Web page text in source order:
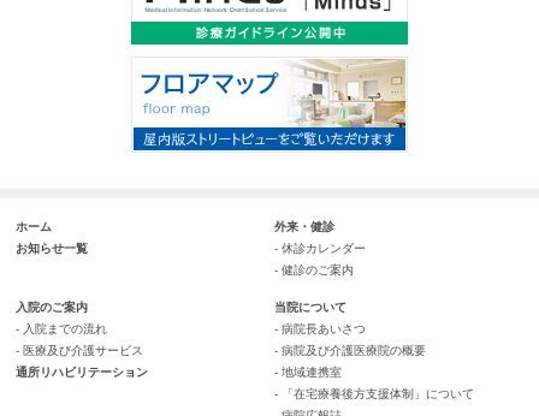
ホーム
お知らせ一覧
外来・健診
- 休診カレンダー
- 健診のご案内
入院のご案内
- 入院までの流れ
- 医療及び介護サービス
通所リハビリテーション
当院について
- 病院長あいさつ
- 病院及び介護医療院の概要
- 地域連携室
- 「在宅療養後方支援体制」について